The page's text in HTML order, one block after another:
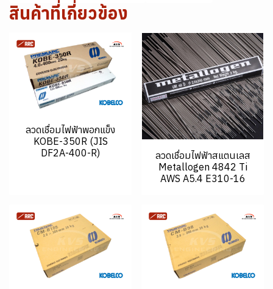
สินค้าที่เกี่ยวข้อง
ลวดเชื่อมไฟฟ้าพอกแข็ง
KOBE-350R (JIS
DF2A-400-R)
ลวดเชื่อมไฟฟ้าสแตนเลส
Metallogen 4842 Ti
AWS A5.4 E310-16